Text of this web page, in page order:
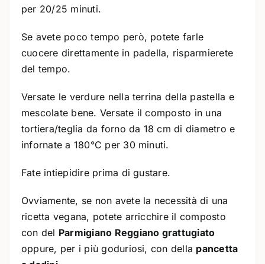
per 20/25 minuti.
Se avete poco tempo però, potete farle
cuocere direttamente in padella, risparmierete
del tempo.
Versate le verdure nella terrina della pastella e
mescolate bene. Versate il composto in una
tortiera/teglia da forno da 18 cm di diametro e
infornate a 180°C per 30 minuti.
Fate intiepidire prima di gustare.
Ovviamente, se non avete la necessità di una
ricetta vegana, potete arricchire il composto
con del Parmigiano Reggiano grattugiato
oppure, per i più goduriosi, con della pancetta